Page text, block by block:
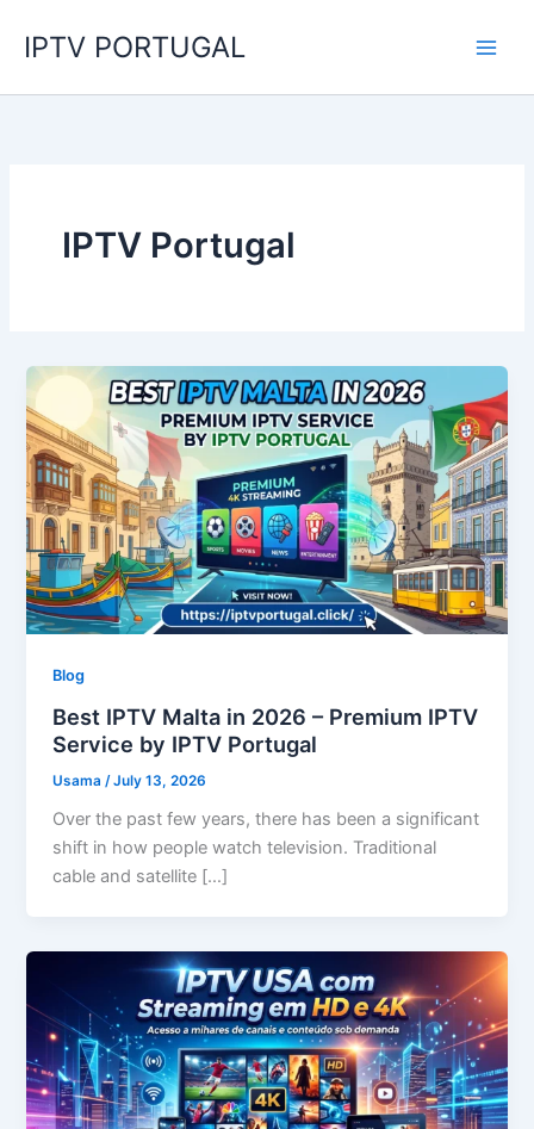
IPTV PORTUGAL
IPTV Portugal
Blog
Best IPTV Malta in 2026 – Premium IPTV
Service by IPTV Portugal
Usama /July 13, 2026
Over the past few years, there has been a significant
shift in how people watch television. Traditional
cable and satellite […]